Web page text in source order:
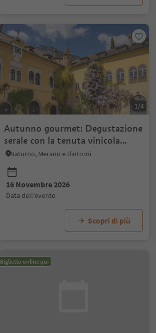
1/4
Autunno gourmet: Degustazione
serale con la tenuta vinicola
Castel Sallegg
Naturno, Merano e dintorni
16 Novembre 2026
data dell'evento
Scopri di più
Biglietto online qui